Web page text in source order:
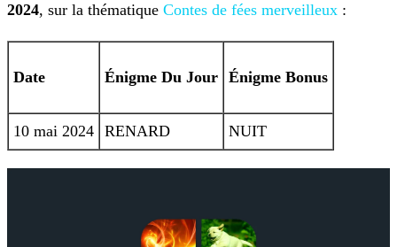
2024, sur la thématique Contes de fées merveilleux :
Date Énigme Du Jour Énigme Bonus
10 mai 2024 RENARD NUIT